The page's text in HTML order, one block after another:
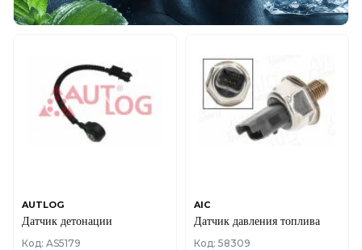
AUTLOG
Датчик детонации
Код: AS5179
AIC
Датчик давления топлива
Код: 58309